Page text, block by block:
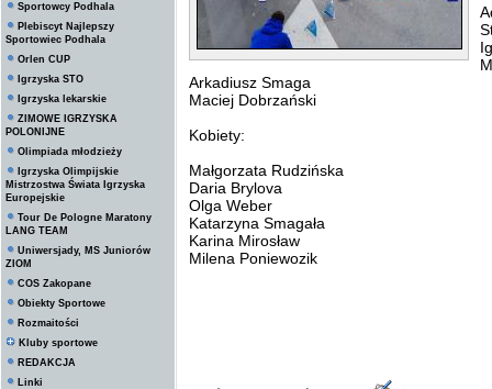
Sportowcy Podhala
Plebiscyt Najlepszy
Sportowiec Podhala
Orlen CUP
Igrzyska STO
Igrzyska lekarskie
ZIMOWE IGRZYSKA
POLONIJNE
Olimpiada młodzieży
Igrzyska Olimpijskie
Mistrzostwa Świata Igrzyska
Europejskie
Tour De Pologne Maratony
LANG TEAM
Uniwersjady, MS Juniorów
ZIOM
COS Zakopane
Obiekty Sportowe
Rozmaitości
Kluby sportowe
REDAKCJA
Linki
Arkadiusz Smaga
Maciej Dobrzański
Kobiety:
Małgorzata Rudzińska
Daria Brylova
Olga Weber
Katarzyna Smagała
Karina Mirosław
Milena Poniewozik